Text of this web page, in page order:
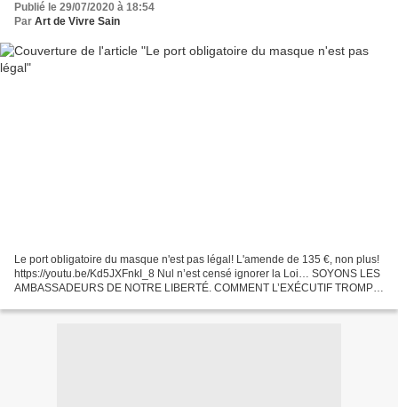
Publié le 29/07/2020 à 18:54
Par Art de Vivre Sain
Le port obligatoire du masque n'est pas légal! L'amende de 135 €, non plus!
https://youtu.be/Kd5JXFnkI_8 Nul n’est censé ignorer la Loi… SOYONS LES
AMBASSADEURS DE NOTRE LIBERTÉ. COMMENT L’EXÉCUTIF TROMPE